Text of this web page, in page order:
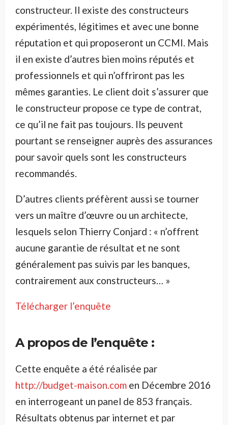
constructeur. Il existe des constructeurs
expérimentés, légitimes et avec une bonne
réputation et qui proposeront un CCMI. Mais
il en existe d’autres bien moins réputés et
professionnels et qui n’offriront pas les
mêmes garanties. Le client doit s’assurer que
le constructeur propose ce type de contrat,
ce qu’il ne fait pas toujours. Ils peuvent
pourtant se renseigner auprès des assurances
pour savoir quels sont les constructeurs
recommandés.
D’autres clients préfèrent aussi se tourner
vers un maître d’œuvre ou un architecte,
lesquels selon Thierry Conjard : « n’offrent
aucune garantie de résultat et ne sont
généralement pas suivis par les banques,
contrairement aux constructeurs… »
Télécharger l’enquête
A propos de l’enquête :
Cette enquête a été réalisée par
http://budget-maison.com en Décembre 2016
en interrogeant un panel de 853 français.
Résultats obtenus par internet et par